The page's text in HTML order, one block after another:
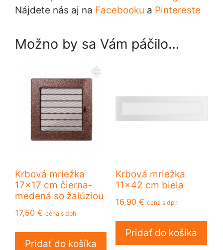
Nájdete nás aj na Facebooku a Pintereste
Možno by sa Vám páčilo…
Krbová mriežka
17×17 cm čierna-
medená so žalúziou
17,50 € cena s dph
Pridať do košíka
Krbová mriežka
11×42 cm biela
16,90 € cena s dph
Pridať do košíka